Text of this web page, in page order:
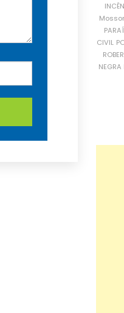
CIVIL
NEGRA